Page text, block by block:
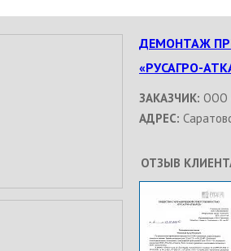
ДЕМОНТАЖ
«РУСАГРО-
ЗАКАЗЧИК: ООО
АДРЕС:
ОТЗЫВ